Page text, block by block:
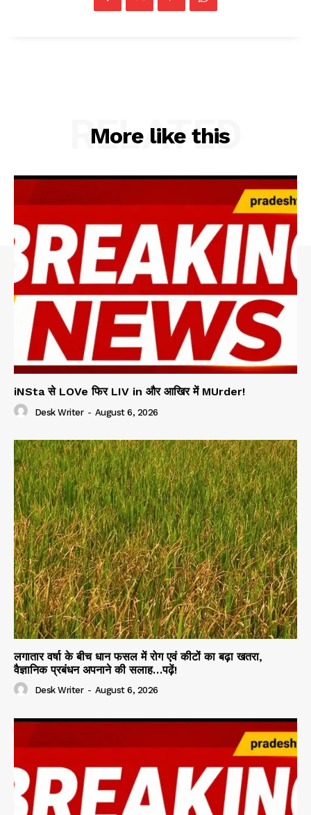
More like this
RELATED
iNSta से LOVe फिर LIV in और आखिर में MUrder!
Desk Writer - August 6, 2026
लगातार वर्षा के बीच धान फसल में रोग एवं कीटों का बढ़ा खतरा,
वैज्ञानिक प्रबंधन अपनाने की सलाह…पढ़ें!
Desk Writer - August 6, 2026